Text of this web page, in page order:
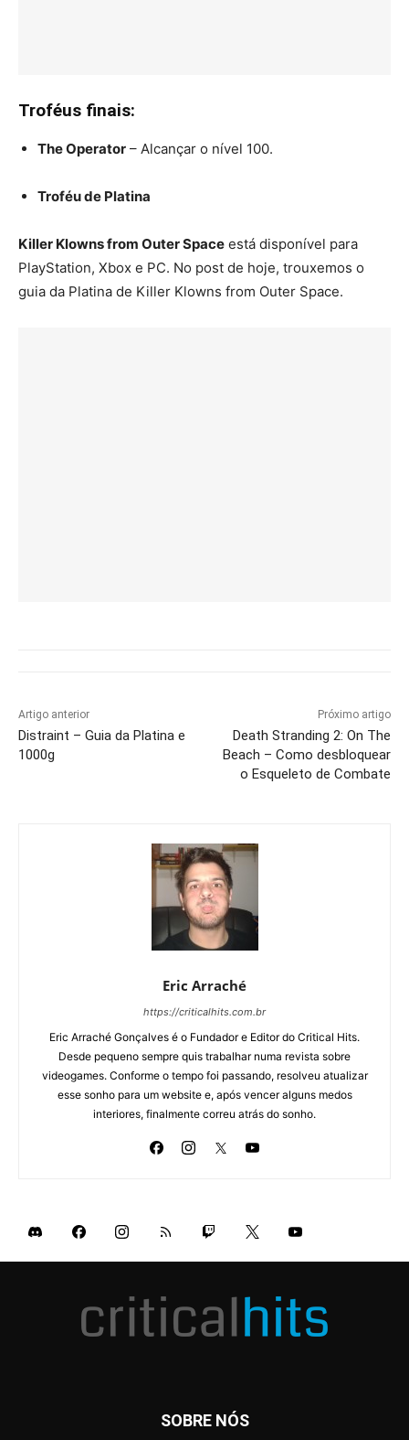
Troféus finais:
The Operator – Alcançar o nível 100.
Troféu de Platina
Killer Klowns from Outer Space está disponível para
PlayStation, Xbox e PC. No post de hoje, trouxemos o
guia da Platina de Killer Klowns from Outer Space.
Artigo anterior
Distraint – Guia da Platina e
1000g
Próximo artigo
Death Stranding 2: On The
Beach – Como desbloquear
o Esqueleto de Combate
Eric Arraché
https://criticalhits.com.br
Eric Arraché Gonçalves é o Fundador e Editor do Critical Hits.
Desde pequeno sempre quis trabalhar numa revista sobre
videogames. Conforme o tempo foi passando, resolveu atualizar
esse sonho para um website e, após vencer alguns medos
interiores, finalmente correu atrás do sonho.
SOBRE NÓS